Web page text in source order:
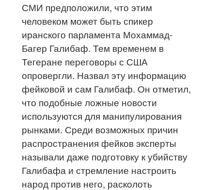
СМИ предположили, что этим
человеком может быть спикер
иранского парламента Мохаммад-
Багер Галибаф. Тем временем в
Тегеране переговоры с США
опровергли. Назвал эту информацию
фейковой и сам Галибаф. Он отметил,
что подобные ложные новости
используются для манипулирования
рынками. Среди возможных причин
распространения фейков эксперты
называли даже подготовку к убийству
Галибафа и стремление настроить
народ против него, расколоть